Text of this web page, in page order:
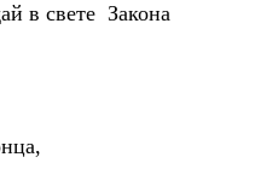
в свете Закона